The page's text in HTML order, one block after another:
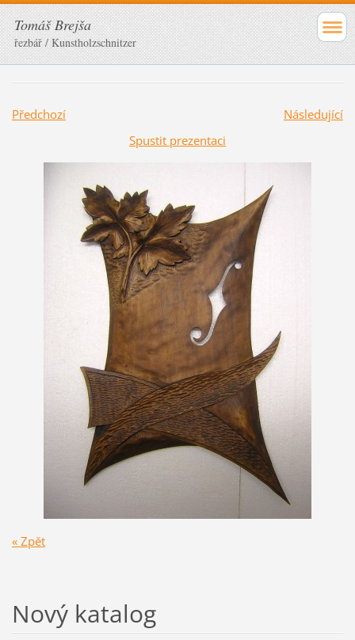
Tomáš Brejša
řezbář / Kunstholzschnitzer
Předchozí
Následující
Spustit prezentaci
« Zpět
Nový katalog